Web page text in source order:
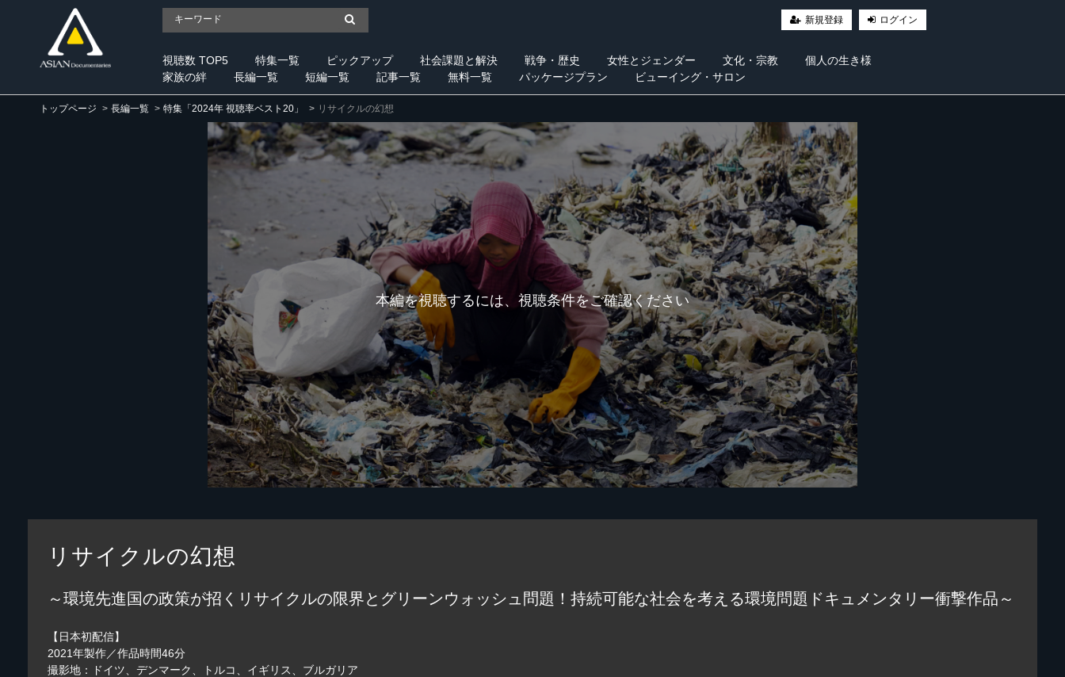
新規登録 ログイン
視聴数 TOP5 特集一覧 ピックアップ 社会課題と解決 戦争・歴史 女性とジェンダー 文化・宗教
個人の生き様
家族の絆
長編一覧 短編一覧 記事一覧 無料一覧 パッケージプラン ビューイング・サロン
トップページ 長編一覧 特集「2024年 視聴率ベスト20」 リサイクルの幻想
本編を視聴するには、視聴条件をご確認ください
リサイクルの幻想
～環境先進国の政策が招くリサイクルの限界とグリーンウォッシュ問題！持続可能な社会を考える環境問題ドキュメンタリー衝撃作品～
【日本初配信】
2021年製作／作品時間46分
撮影地：ドイツ、デンマーク、トルコ、イギリス、ブルガリア